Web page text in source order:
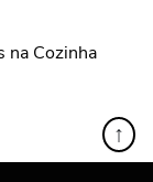
na Cozinha
↑